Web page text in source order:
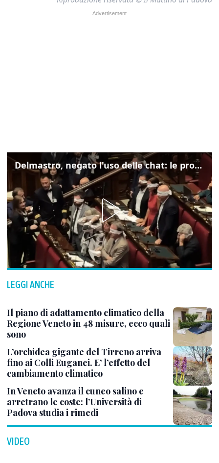
Delmastro, negato l'uso delle chat: le proteste di Avs e M5s
LEGGI ANCHE
Il piano di adattamento climatico della
Regione Veneto in 48 misure, ecco quali
sono
L’orchidea gigante del Tirreno arriva
fino ai Colli Euganei. E’ l’effetto del
cambiamento climatico
In Veneto avanza il cuneo salino e
arretrano le coste: l’Università di
Padova studia i rimedi
VIDEO